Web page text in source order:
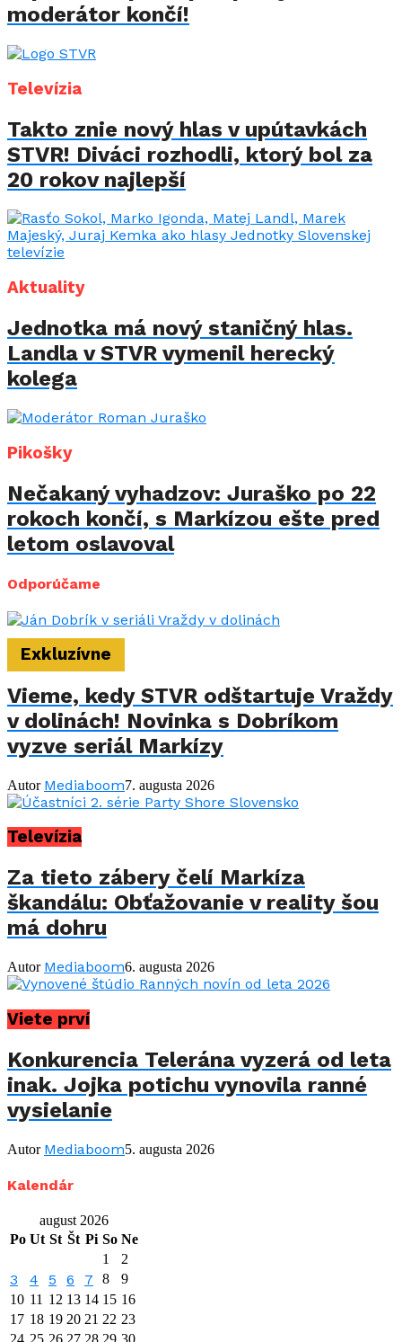
moderátor končí!
Televízia
Takto znie nový hlas v upútavkách
STVR! Diváci rozhodli, ktorý bol za
20 rokov najlepší
Aktuality
Jednotka má nový staničný hlas.
Landla v STVR vymenil herecký
kolega
Pikošky
Nečakaný vyhadzov: Juraško po 22
rokoch končí, s Markízou ešte pred
letom oslavoval
Odporúčame
Exkluzívne
Vieme, kedy STVR odštartuje Vraždy
v dolinách! Novinka s Dobríkom
vyzve seriál Markízy
Autor Mediaboom7. augusta 2026
Televízia
Za tieto zábery čelí Markíza
škandálu: Obťažovanie v reality šou
má dohru
Autor Mediaboom6. augusta 2026
Viete prví
Konkurencia Telerána vyzerá od leta
inak. Jojka potichu vynovila ranné
vysielanie
Autor Mediaboom5. augusta 2026
Kalendár
august 2026
Po Ut St Št Pi So Ne
1
2
3 4 5 6 7 8
9
10 11 12 13 14 15 16
17 18 19 20 21 22 23